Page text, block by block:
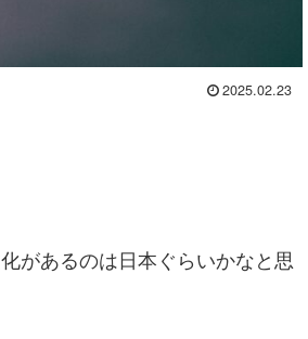
2025.02.23
があるのは日本ぐらいかなと思